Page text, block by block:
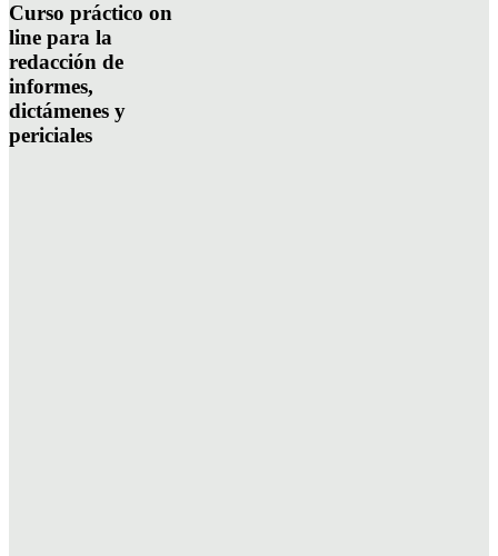
Curso práctico on
line para la
redacción de
informes,
dictámenes y
periciales